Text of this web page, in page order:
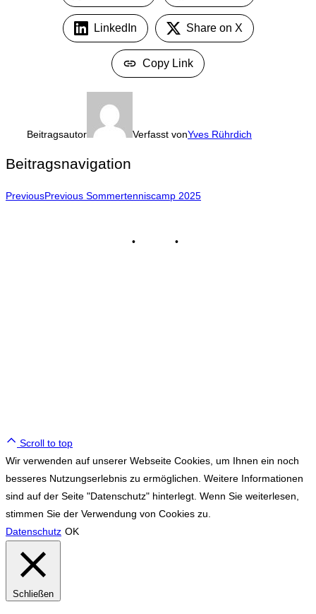
LinkedIn Share on X
Copy Link
Beitragsautor Verfasst vonYves Rührdich
Beitragsnavigation
PreviousPrevious Sommertenniscamp 2025
• •
Scroll to top
Wir verwenden auf unserer Webseite Cookies, um Ihnen ein noch
besseres Nutzungserlebnis zu ermöglichen. Weitere Informationen
sind auf der Seite "Datenschutz" hinterlegt. Wenn Sie weiterlesen,
stimmen Sie der Verwendung von Cookies zu.
Datenschutz OK
Schließen